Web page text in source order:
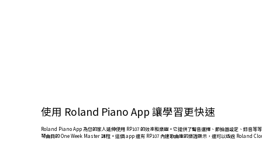
使用 Roland Piano App 讓學習更快速
Roland Piano App 為您的家人延伸使用 RP107 的效率和樂趣。它提供了聲音選擇、節拍器設定、錄音
琴曲目的 One Week Master 課程。這個 app 還有 RP107 內建歌曲庫的樂譜顯示，還可以透過 Roland